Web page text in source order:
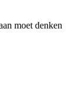
moet denken